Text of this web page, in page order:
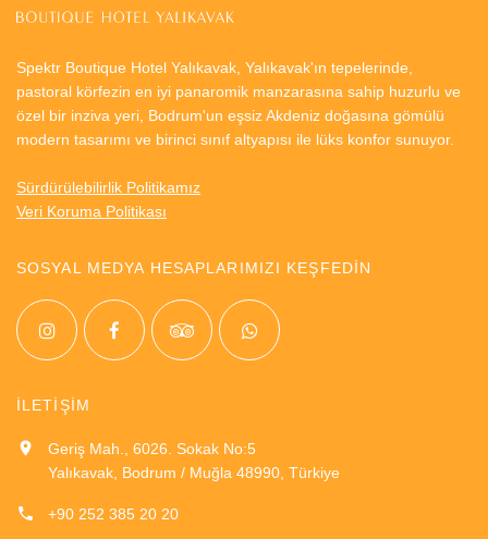
Spektr Boutique Hotel Yalıkavak, Yalıkavak'ın tepelerinde,
pastoral körfezin en iyi panaromik manzarasına sahip huzurlu ve
özel bir inziva yeri, Bodrum'un eşsiz Akdeniz doğasına gömülü
modern tasarımı ve birinci sınıf altyapısı ile lüks konfor sunuyor.
Sürdürülebilirlik Politikamız
Veri Koruma Politikası
SOSYAL MEDYA HESAPLARIMIZI KEŞFEDİN
İLETİŞİM
Geriş Mah., 6026. Sokak No:5
Yalıkavak, Bodrum / Muğla 48990, Türkiye
+90 252 385 20 20